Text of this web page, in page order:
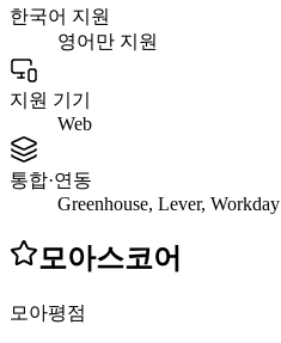
한국어 지원
영어만 지원
지원 기기
Web
통합·연동
Greenhouse, Lever, Workday
모아스코어
모아평점